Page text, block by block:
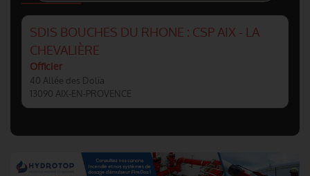
SDIS BOUCHES DU RHONE : CSP AIX - LA
CHEVALIÈRE
Officier
40 Allée des Dolia
13090 AIX-EN-PROVENCE